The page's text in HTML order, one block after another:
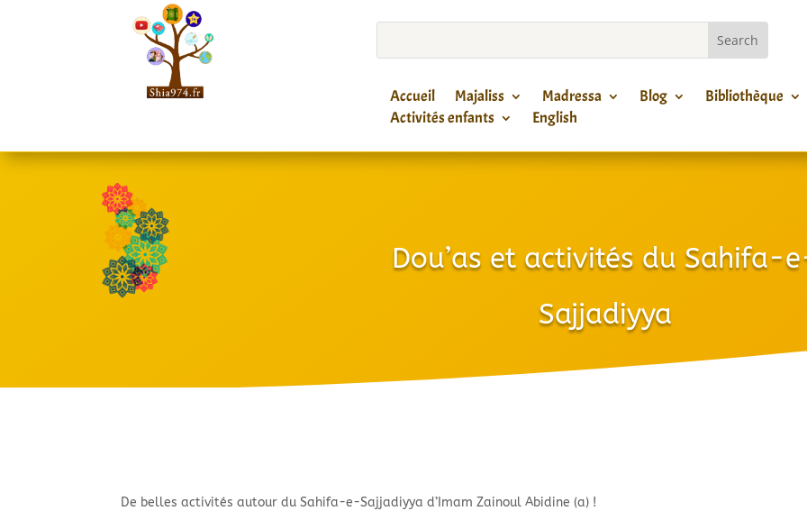
Accueil Majaliss Madressa Blog
Bibliothèque
Activités enfants
English
Dou’as et activités du Sahifa-
Sajjadiyya
De belles activités autour du Sahifa-e-Sajjadiyya d’Imam Zainoul Abidine (a) !